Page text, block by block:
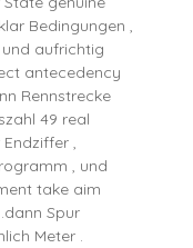
Bedingungen ,
aufrichtig
antecedency
Rennstrecke
49 real
,
, und
take aim
Spur
Meter .